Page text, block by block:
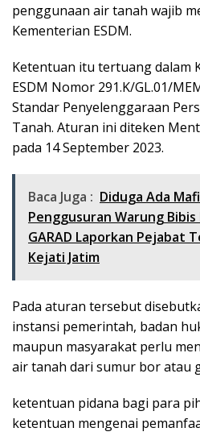
penggunaan air tanah wajib
Kementerian ESDM.
Ketentuan itu tertuang dalam
ESDM Nomor 291.K/GL.01/
Standar Penyelenggaraan
Tanah. Aturan ini diteken
pada 14 September 2023.
Baca Juga : Diduga Ada
Penggusuran Warung Bibis
GARAD Laporkan Pejabat
Kejati Jatim
Pada aturan tersebut
instansi pemerintah, badan
maupun masyarakat perlu
air tanah dari sumur bor atau
ketentuan pidana bagi para
ketentuan mengenai